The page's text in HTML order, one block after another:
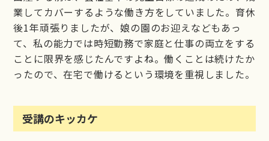
業してカバーするような働き方をしていました。育休
後1年頑張りましたが、娘の園のお迎えなどもあっ
て、私の能力では時短勤務で家庭と仕事の両立をする
ことに限界を感じたんですよね。働くことは続けたか
ったので、在宅で働けるという環境を重視しました。
受講のキッカケ